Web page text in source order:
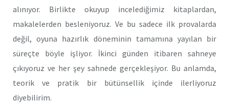
alınıyor. Birlikte okuyup incelediğimiz kitaplardan,
makalelerden besleniyoruz. Ve bu sadece ilk provalarda
değil, oyuna hazırlık döneminin tamamına yayılan bir
süreçte böyle işliyor. İkinci günden itibaren sahneye
çıkıyoruz ve her şey sahnede gerçekleşiyor. Bu anlamda,
teorik ve pratik bir bütünsellik içinde ilerliyoruz
diyebilirim.